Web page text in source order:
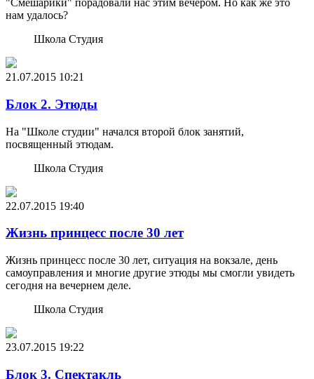
"Смешарики" порадовали нас этим вечером. Но как же это
нам удалось?
Школа Студия
21.07.2015 10:21
Блок 2. Этюды
На "Школе студии" начался второй блок занятий,
посвященный этюдам.
Школа Студия
22.07.2015 19:40
Жизнь принцесс после 30 лет
Жизнь принцесс после 30 лет, ситуация на вокзале, день
самоуправления и многие другие этюды мы смогли увидеть
сегодня на вечернем деле.
Школа Студия
23.07.2015 19:22
Блок 3. Спектакль